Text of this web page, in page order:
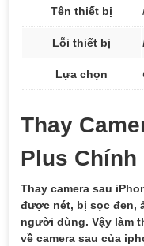
Tên thiết bị
Lỗi thiết bị
Lựa chọn
Thay
Plus Chính
Thay camera sau
được nét, bị sọc đen,
người dùng. Vậy làm
về camera sau của